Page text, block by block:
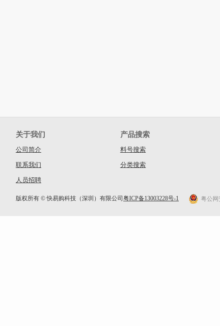
关于我们
公司简介
联系我们
人员招聘
产品搜索
料号搜索
分类搜索
版权所有 © 快易购科技（深圳）有限公司 粤ICP备13003228号-1 粤公网